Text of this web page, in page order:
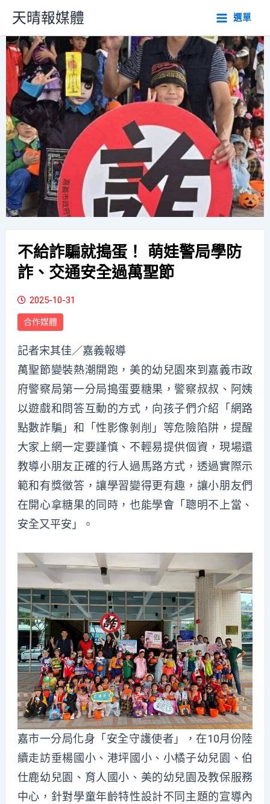
主
要
容
天晴報媒體 選單
不給詐騙就搗蛋！ 萌娃警局學防
詐、交通安全過萬聖節
2025-10-31
合作媒體
記者宋其佳／嘉義報導
萬聖節變裝熱潮開跑，美的幼兒園來到嘉義市政
府警察局第一分局搗蛋要糖果，警察叔叔、阿姨
以遊戲和問答互動的方式，向孩子們介紹「網路
點數詐騙」和「性影像剝削」等危險陷阱，提醒
大家上網一定要謹慎、不輕易提供個資，現場還
教導小朋友正確的行人過馬路方式，透過實際示
範和有獎徵答，讓學習變得更有趣，讓小朋友們
在開心拿糖果的同時，也能學會「聰明不上當、
安全又平安」。
嘉市一分局化身「安全守護使者」，在10月份陸
續走訪垂楊國小、港坪國小、小橘子幼兒園、伯
仕鹿幼兒園、育人國小、美的幼兒園及教保服務
中心，針對學童年齡特性設計不同主題的宣導內